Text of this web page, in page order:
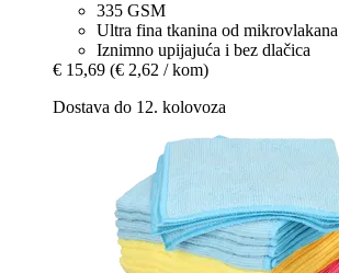
335 GSM
Ultra fina tkanina od mikrovlakana
Iznimno upijajuća i bez dlačica
€ 15,69 (€ 2,62 / kom)
Dostava do 12. kolovoza